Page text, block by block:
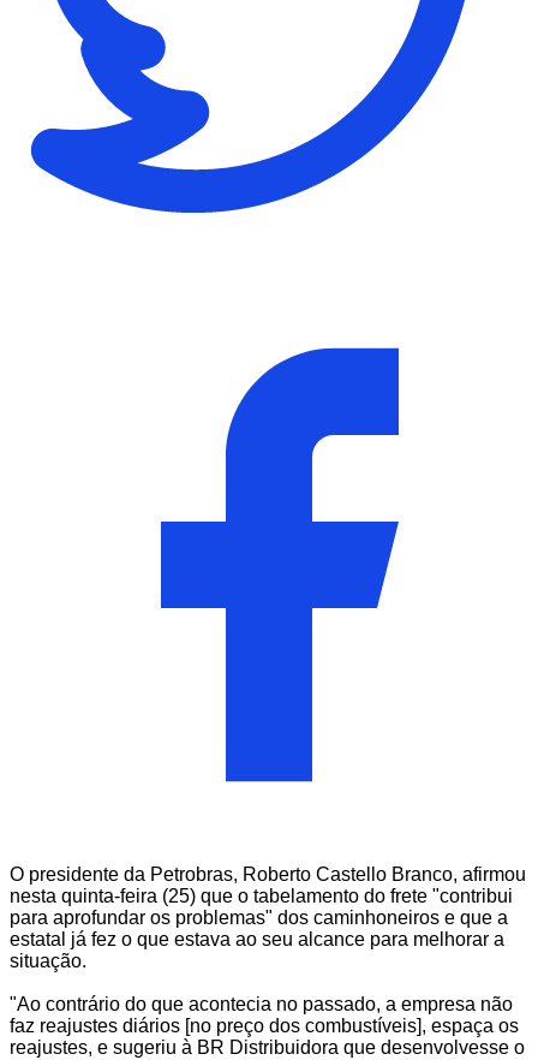
O presidente da Petrobras, Roberto Castello Branco, afirmou
nesta quinta-feira (25) que o tabelamento do frete "contribui
para aprofundar os problemas" dos caminhoneiros e que a
estatal já fez o que estava ao seu alcance para melhorar a
situação.
"Ao contrário do que acontecia no passado, a empresa não
faz reajustes diários [no preço dos combustíveis], espaça os
reajustes, e sugeriu à BR Distribuidora que desenvolvesse o